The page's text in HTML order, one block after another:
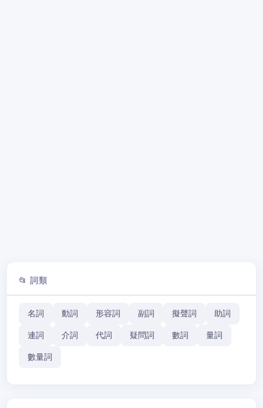
📂 詞類
名詞 動詞 形容詞 副詞 擬聲詞 助詞
連詞 介詞 代詞 疑問詞 數詞 量詞
數量詞